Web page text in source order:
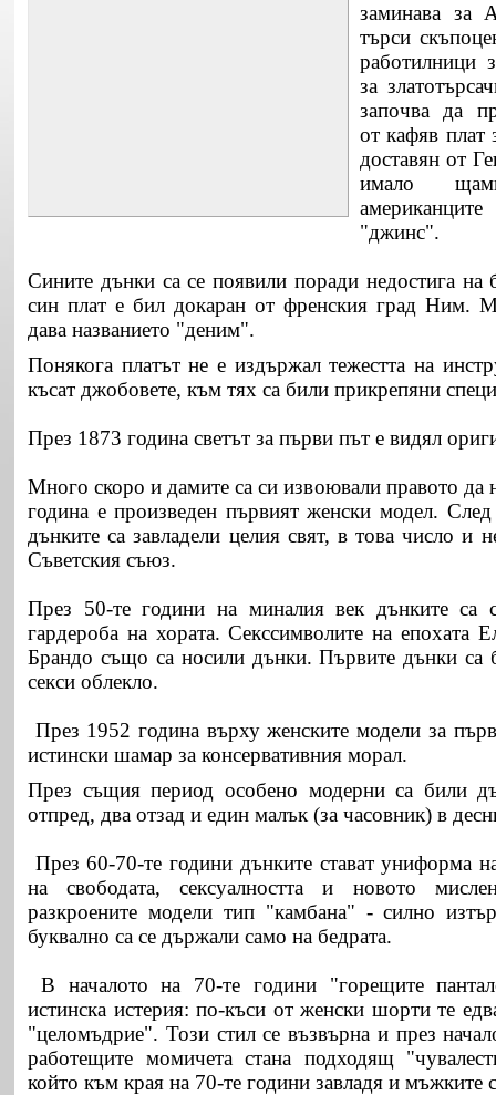
заминава за
търси
работилници
за
започва да
от кафяв плат
доставян от
имало
"джинс".
Сините дънки са се появили поради недостига на
син плат е бил докаран от френския град Ним.
дава названието "деним".
Понякога платът не е издържал тежестта на
късат джобовете, към тях са били прикрепяни
През 1873 година светът за първи път е видял
Много скоро и дамите са си извоювали правото да
година е произведен първият женски модел.
дънките са завладели целия свят, в това число и
Съветския съюз.
През 50-те години на миналия век дънките са
гардероба на хората. Секссимволите на епохата
Брандо също са носили дънки. Първите дънки са
секси облекло.
През 1952 година върху женските модели за
истински шамар за консервативния морал.
През същия период особено модерни са били
отпред, два отзад и един малък (за часовник) в
През 60-70-те години дънките стават униформа
на свободата, сексуалността и новото
разкроените модели тип "камбана" - силно
буквално са се държали само на бедрата.
В началото на 70-те години "горещите
истинска истерия: по-къси от женски шорти те
"целомъдрие". Този стил се възвърна и през
работещите момичета стана подходящ
който към края на 70-те години завладя и мъжките